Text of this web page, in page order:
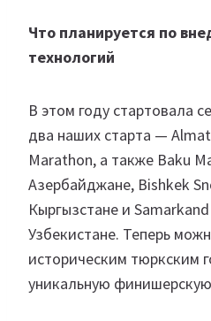
Что планируется по
технологий
В этом году стартовала
два наших старта —
Marathon, а также Baku
Азербайджане, Bishkek
Кыргызстане и
Узбекистане. Теперь
историческим тюркским
уникальную